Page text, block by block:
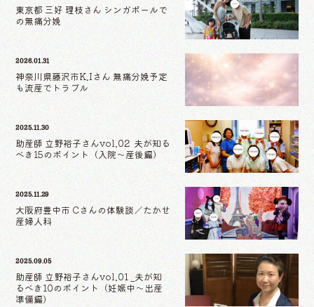
東京都 三好 理枝さん シンガポールで
の無痛分娩
2026.01.31
神奈川県藤沢市K.Iさん 無痛分娩予定
も流産でトラブル
2025.11.30
助産師 立野裕子さんvol.02 夫が知る
べき15のポイント（入院〜産後編）
2025.11.29
大阪府豊中市 Cさんの体験談／たかせ
産婦人科
2025.09.05
助産師 立野裕子さんvol.01 _夫が知
るべき10のポイント（妊娠中〜出産
準備編）